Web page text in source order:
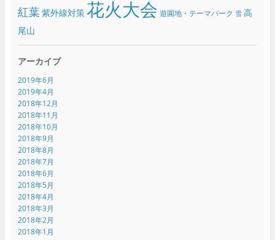
紅葉紫外線対策花火大会 遊園地・テーマパーク 雪 高
尾山
アーカイブ
2019年6月
2019年4月
2018年12月
2018年11月
2018年10月
2018年9月
2018年8月
2018年7月
2018年6月
2018年5月
2018年4月
2018年3月
2018年2月
2018年1月